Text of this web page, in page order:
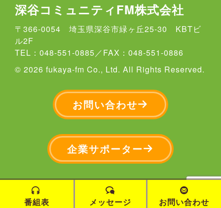
番組サポーター >
番組アーカイブ >
（再放送：水曜8：00～ 土曜8：00～）
番組サポーター >
番組アーカイブ >
08:30 09:00
起業家たちのStory（再放送）
白石 のり子
埼玉県深谷市および近郊で事業を立ち上げ、または事業承継
を通じて挑戦を続ける起業家を迎え、
人生の転機や起業に込めた本音、未来へのビジョンを、ナビ
ゲーター白石のり子が、
ラジオならではの“生の声”で紐解きます。
日常のちょっとした出来事から深谷の楽しい、美味しい情報
まで私のポケットからぽんぽん取り出して
パーソナリティりんりんがおしゃべりしていきます！
リスナーの皆さんとの繋がりを大切にしながら温かく楽しい
番組にしていきます。
(再放送 日曜 9時00分～ 翌水曜 12時～ )
番組サポーター >
番組アーカイブ >
9:30 10:00
バーディまさしとちえここの
FMふっかゴルフ（再放送）
バーディまさし・ちえここ
あなたにとってゴルフとは何ですか？この番組はゴルフの技
深谷コミュニティFM株式会社
〒366-0054 埼玉県深谷市緑ヶ丘25-30 KBTビ
ル2F
TEL：048-551-0885／FAX：048-551-0886
© 2026 fukaya-fm Co., Ltd. All Rights Reserved.
お問い合わせ
企業サポーター
番組表 メッセージ お問い合わせ